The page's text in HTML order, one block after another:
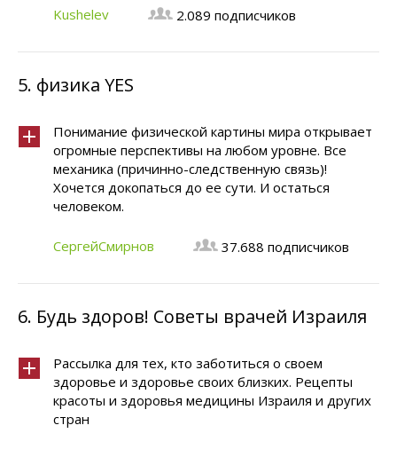
Kushelev 2.089 подписчиков
5. физика YES
Понимание физической картины мира открывает
огромные перспективы на любом уровне. Все
механика (причинно-следственную связь)!
Хочется докопаться до ее сути. И остаться
человеком.
СергейСмирнов 37.688 подписчиков
6. Будь здоров! Советы врачей Израиля
Рассылка для тех, кто заботиться о своем
здоровье и здоровье своих близких. Рецепты
красоты и здоровья медицины Израиля и других
стран